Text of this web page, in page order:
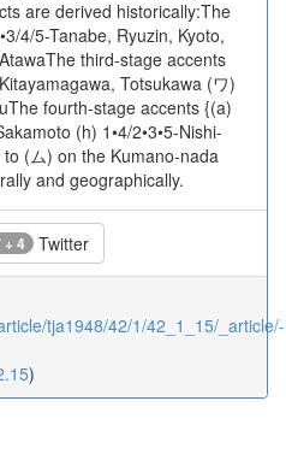
are derived historically:The
4/5-Tanabe, Ryuzin, Kyoto,
third-stage accents
Totsukawa (ワ)
fourth-stage accents {(a)
(h) 1•4/2•3•5-Nishi-
(ム) on the Kumano-nada
and geographically.
+ 4 Twitter
tja1948/42/1/42_1_15/_article/-
)